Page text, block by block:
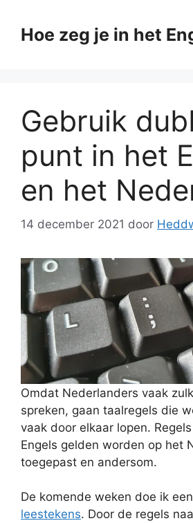
naarHoe zeg je in het
Gebruik
punt in het
en het
14 december 2021 door
Omdat Nederlanders vaak
spreken, gaan taalregels die
vaak door elkaar lopen.
Engels gelden worden op het
toegepast en andersom.
De komende weken doe ik een
leestekens. Door de regels